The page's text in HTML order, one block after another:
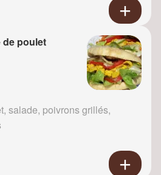
poulet
salade, poivrons grillés,